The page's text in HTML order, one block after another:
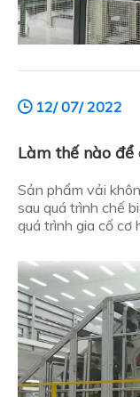
12/ 07/ 2022
Làm thế nào để
Sản phẩm vải
sau quá trình chế
quá trình gia cố cơ
sao nên chọn máy
gì?